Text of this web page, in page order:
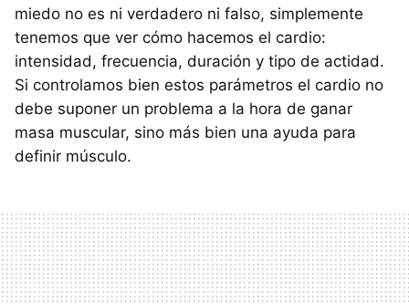
miedo no es ni verdadero ni falso, simplemente
tenemos que ver cómo hacemos el cardio:
intensidad, frecuencia, duración y tipo de actidad.
Si controlamos bien estos parámetros el cardio no
debe suponer un problema a la hora de ganar
masa muscular, sino más bien una ayuda para
definir músculo.